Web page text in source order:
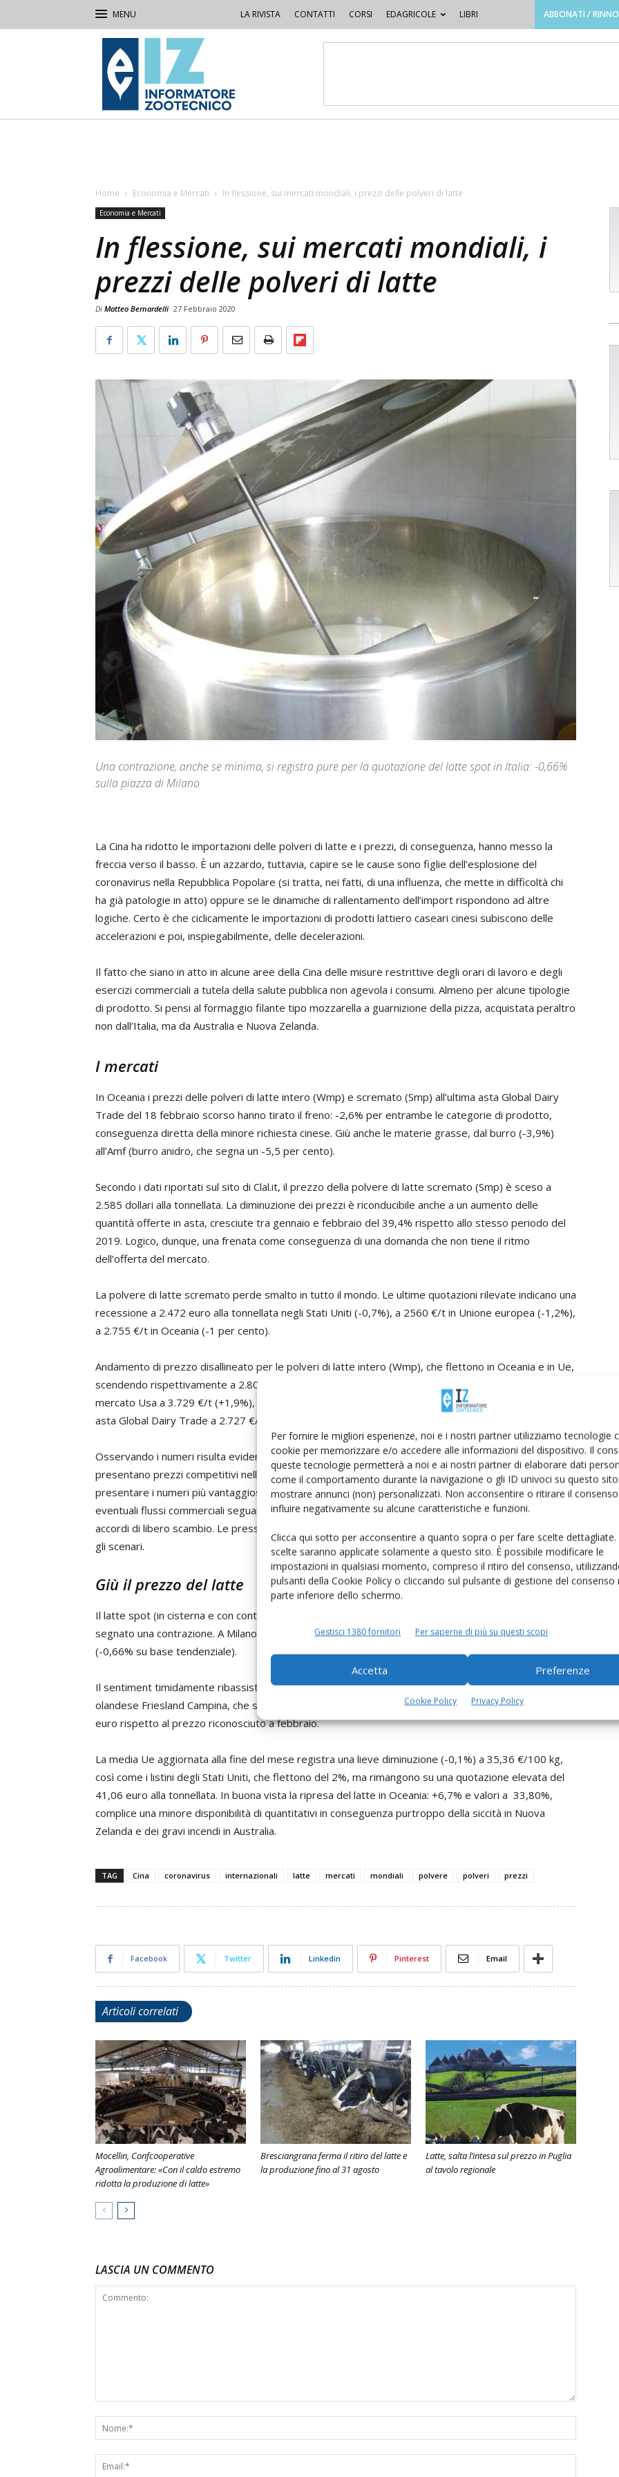
Per fornire le migliori esperienze, noi e i nostri partner utilizziamo tecnologie
cookie per memorizzare e/o accedere alle informazioni del dispositivo. Il
queste tecnologie permetterà a noi e ai nostri partner di elaborare dati
come il comportamento durante la navigazione o gli ID univoci su questo
mostrare annunci (non) personalizzati. Non acconsentire o ritirare il
influire negativamente su alcune caratteristiche e funzioni.
Clicca qui sotto per acconsentire a quanto sopra o per fare scelte dettagliate.
scelte saranno applicate solamente a questo sito. È possibile modificare le
impostazioni in qualsiasi momento, compreso il ritiro del consenso,
pulsanti della Cookie Policy o cliccando sul pulsante di gestione del consenso
parte inferiore dello schermo.
Gestisci 1380 fornitori Per saperne di più su questi scopi
Accetta Preferenze
Cookie Policy Privacy Policy
LA RIVISTA CONTATTI CORSI EDAGRICOLE LIBRI ABBONATI /
IZ
Informatore
Zootecnico
Home Economia e Mercati In flessione, sui mercati mondiali, i prezzi delle polveri di latte
Economia e Mercati
In flessione, sui mercati mondiali, i
prezzi delle polveri di latte
Di Matteo Bernardelli 27 Febbraio 2020
Una contrazione, anche se minima, si registra pure per la quotazione del latte spot in Italia: -0,66%
sulla piazza di Milano
La Cina ha ridotto le importazioni delle polveri di latte e i prezzi, di conseguenza, hanno messo la
freccia verso il basso. È un azzardo, tuttavia, capire se le cause sono figlie dell’esplosione del
coronavirus nella Repubblica Popolare (si tratta, nei fatti, di una influenza, che mette in difficoltà chi
ha già patologie in atto) oppure se le dinamiche di rallentamento dell’import rispondono ad altre
logiche. Certo è che ciclicamente le importazioni di prodotti lattiero caseari cinesi subiscono delle
accelerazioni e poi, inspiegabilmente, delle decelerazioni.
Il fatto che siano in atto in alcune aree della Cina delle misure restrittive degli orari di lavoro e degli
esercizi commerciali a tutela della salute pubblica non agevola i consumi. Almeno per alcune tipologie
di prodotto. Si pensi al formaggio filante tipo mozzarella a guarnizione della pizza, acquistata peraltro
non dall’Italia, ma da Australia e Nuova Zelanda.
I mercati
In Oceania i prezzi delle polveri di latte intero (Wmp) e scremato (Smp) all’ultima asta Global Dairy
Trade del 18 febbraio scorso hanno tirato il freno: -2,6% per entrambe le categorie di prodotto,
conseguenza diretta della minore richiesta cinese. Giù anche le materie grasse, dal burro (-3,9%)
all’Amf (burro anidro, che segna un -5,5 per cento).
Secondo i dati riportati sul sito di Clal.it, il prezzo della polvere di latte scremato (Smp) è sceso a
2.585 dollari alla tonnellata. La diminuzione dei prezzi è riconducibile anche a un aumento delle
quantità offerte in asta, cresciute tra gennaio e febbraio del 39,4% rispetto allo stesso periodo del
2019. Logico, dunque, una frenata come conseguenza di una domanda che non tiene il ritmo
dell’offerta del mercato.
La polvere di latte scremato perde smalto in tutto il mondo. Le ultime quotazioni rilevate indicano una
recessione a 2.472 euro alla tonnellata negli Stati Uniti (-0,7%), a 2560 €/t in Unione europea (-1,2%),
a 2.755 €/t in Oceania (-1 per cento).
Andamento di prezzo disallineato per le polveri di latte intero (Wmp), che flettono in Oceania e in Ue,
scendendo rispettivamente a 2.802 €/t (-4,4%) e a 3.025 €/t (-0,7 per cento). Di segno contrario il
mercato Usa a 3.729 €/t (+1,9%), così come hanno segnato un trend positivo le quotazioni dell’ultima
asta Global Dairy Trade a 2.727 €/t, con una rivalutazione dello 0,2 per cento.
Osservando i numeri risulta evidente che, in fase di commercio globale, Stati Uniti e Unione europea
presentano prezzi competitivi nelle vendite di polvere di latte scremato (Smp), mentre è l’Oceania a
presentare i numeri più vantaggiosi in fase di acquisto di polvere di latte intero. Questo fa sì che
eventuali flussi commerciali seguano rotte distinte in base alle condizioni dei listini e a eventuali
accordi di libero scambio. Le pressioni daziarie e le barriere sanitarie, infatti, complicano e non poco
gli scenari.
Giù il prezzo del latte
Il latte spot (in cisterna e con contratto di conferimento non superiore ai tre mesi, ndr) in Italia ha
segnato una contrazione. A Milano lunedì scorso (24 febbraio) è sceso a 37,50 €/100 kg a Milano
(-0,66% su base tendenziale).
Il sentiment timidamente ribassista è confermato proprio dal prezzo fissato dalla cooperativa
olandese Friesland Campina, che scende a 36,50 euro per 100 kg di latte, con una flessione di 0,25
euro rispetto al prezzo riconosciuto a febbraio.
La media Ue aggiornata alla fine del mese registra una lieve diminuzione (-0,1%) a 35,36 €/100 kg,
così come i listini degli Stati Uniti, che flettono del 2%, ma rimangono su una quotazione elevata del
41,06 euro alla tonnellata. In buona vista la ripresa del latte in Oceania: +6,7% e valori a 33,80%,
complice una minore disponibilità di quantitativi in conseguenza purtroppo della siccità in Nuova
Zelanda e dei gravi incendi in Australia.
TAG Cina coronavirus internazionali latte mercati mondiali polvere polveri prezzi
Facebook Twitter Linkedin Pinterest Email
Articoli correlati
Mocellin, Confcooperative
Agroalimentare: «Con il caldo estremo
ridotta la produzione di latte»
Bresciangrana ferma il ritiro del latte e
la produzione fino al 31 agosto
Latte, salta l’intesa sul prezzo in Puglia
al tavolo regionale
LASCIA UN COMMENTO